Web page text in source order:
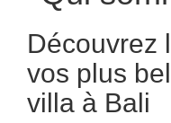
Découvrez
vos plus
villa à Bali